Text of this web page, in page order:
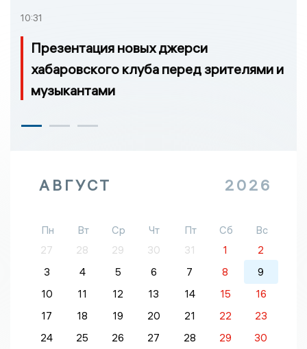
10:31
Презентация новых джерси
хабаровского клуба перед зрителями и
музыкантами
АВГУСТ 2026
Пн Вт Ср Чт Пт Сб
Вс
27
28 29 30 31 1
2
3
4 5 6 7 8
9
10
11 12 13 14 15
16
17
18 19 20 21 22
23
24
25 26 27 28 29
30